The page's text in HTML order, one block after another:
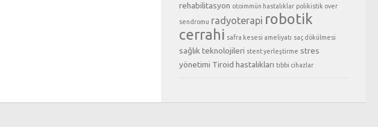
rehabilitasyon otoimmün hastalıklar polikistik over
sendromu radyoterapi robotik
cerrahi safra kesesi ameliyatı saç dökülmesi
sağlık teknolojileri stent yerleştirme stres
yönetimi Tiroid hastalıkları tıbbi cihazlar